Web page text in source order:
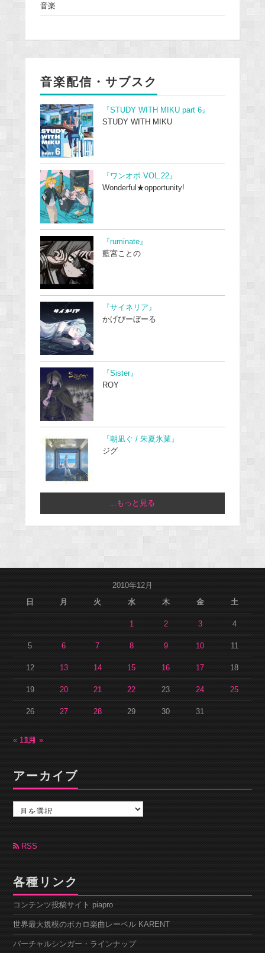
音楽
音楽配信・サブスク
『STUDY WITH MIKU part 6』
STUDY WITH MIKU
『ワンオポ VOL.22』
Wonderful★opportunity!
『ruminate』
藍宮ことの
『サイネリア』
かげぴーぼーる
『Sister』
ROY
『朝凪ぐ / 朱夏氷菓』
ジグ
...もっと見る
2010年12月
日
月 火 水 木 金 土
1 2 3 4
5 6 7 8 9 10 11
12 13 14 15 16 17 18
19 20 21 22 23 24 25
26 27 28 29 30 31
« 11月1月 »
アーカイブ
カ
ブ RSS
各種リンク
コンテンツ投稿サイト piapro
世界最大規模のボカロ楽曲レーベル KARENT
バーチャルシンガー・ラインナップ